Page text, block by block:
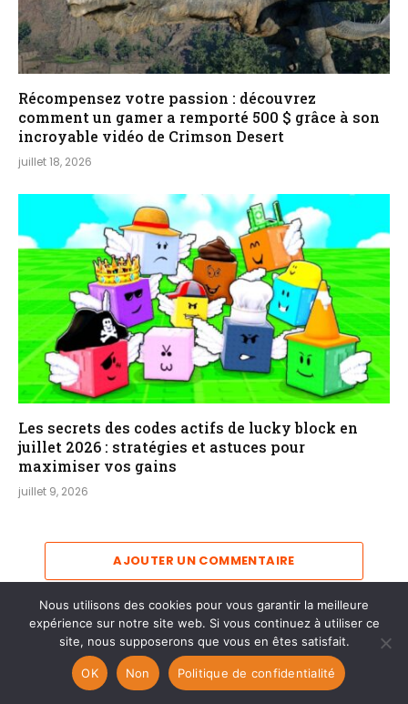
Récompensez votre passion : découvrez
comment un gamer a remporté 500 $ grâce à son
incroyable vidéo de Crimson Desert
juillet 18, 2026
Les secrets des codes actifs de lucky block en
juillet 2026 : stratégies et astuces pour
maximiser vos gains
juillet 9, 2026
AJOUTER UN COMMENTAIRE
Nous utilisons des cookies pour vous garantir la meilleure
expérience sur notre site web. Si vous continuez à utiliser ce
site, nous supposerons que vous en êtes satisfait.
OK Non Politique de confidentialité